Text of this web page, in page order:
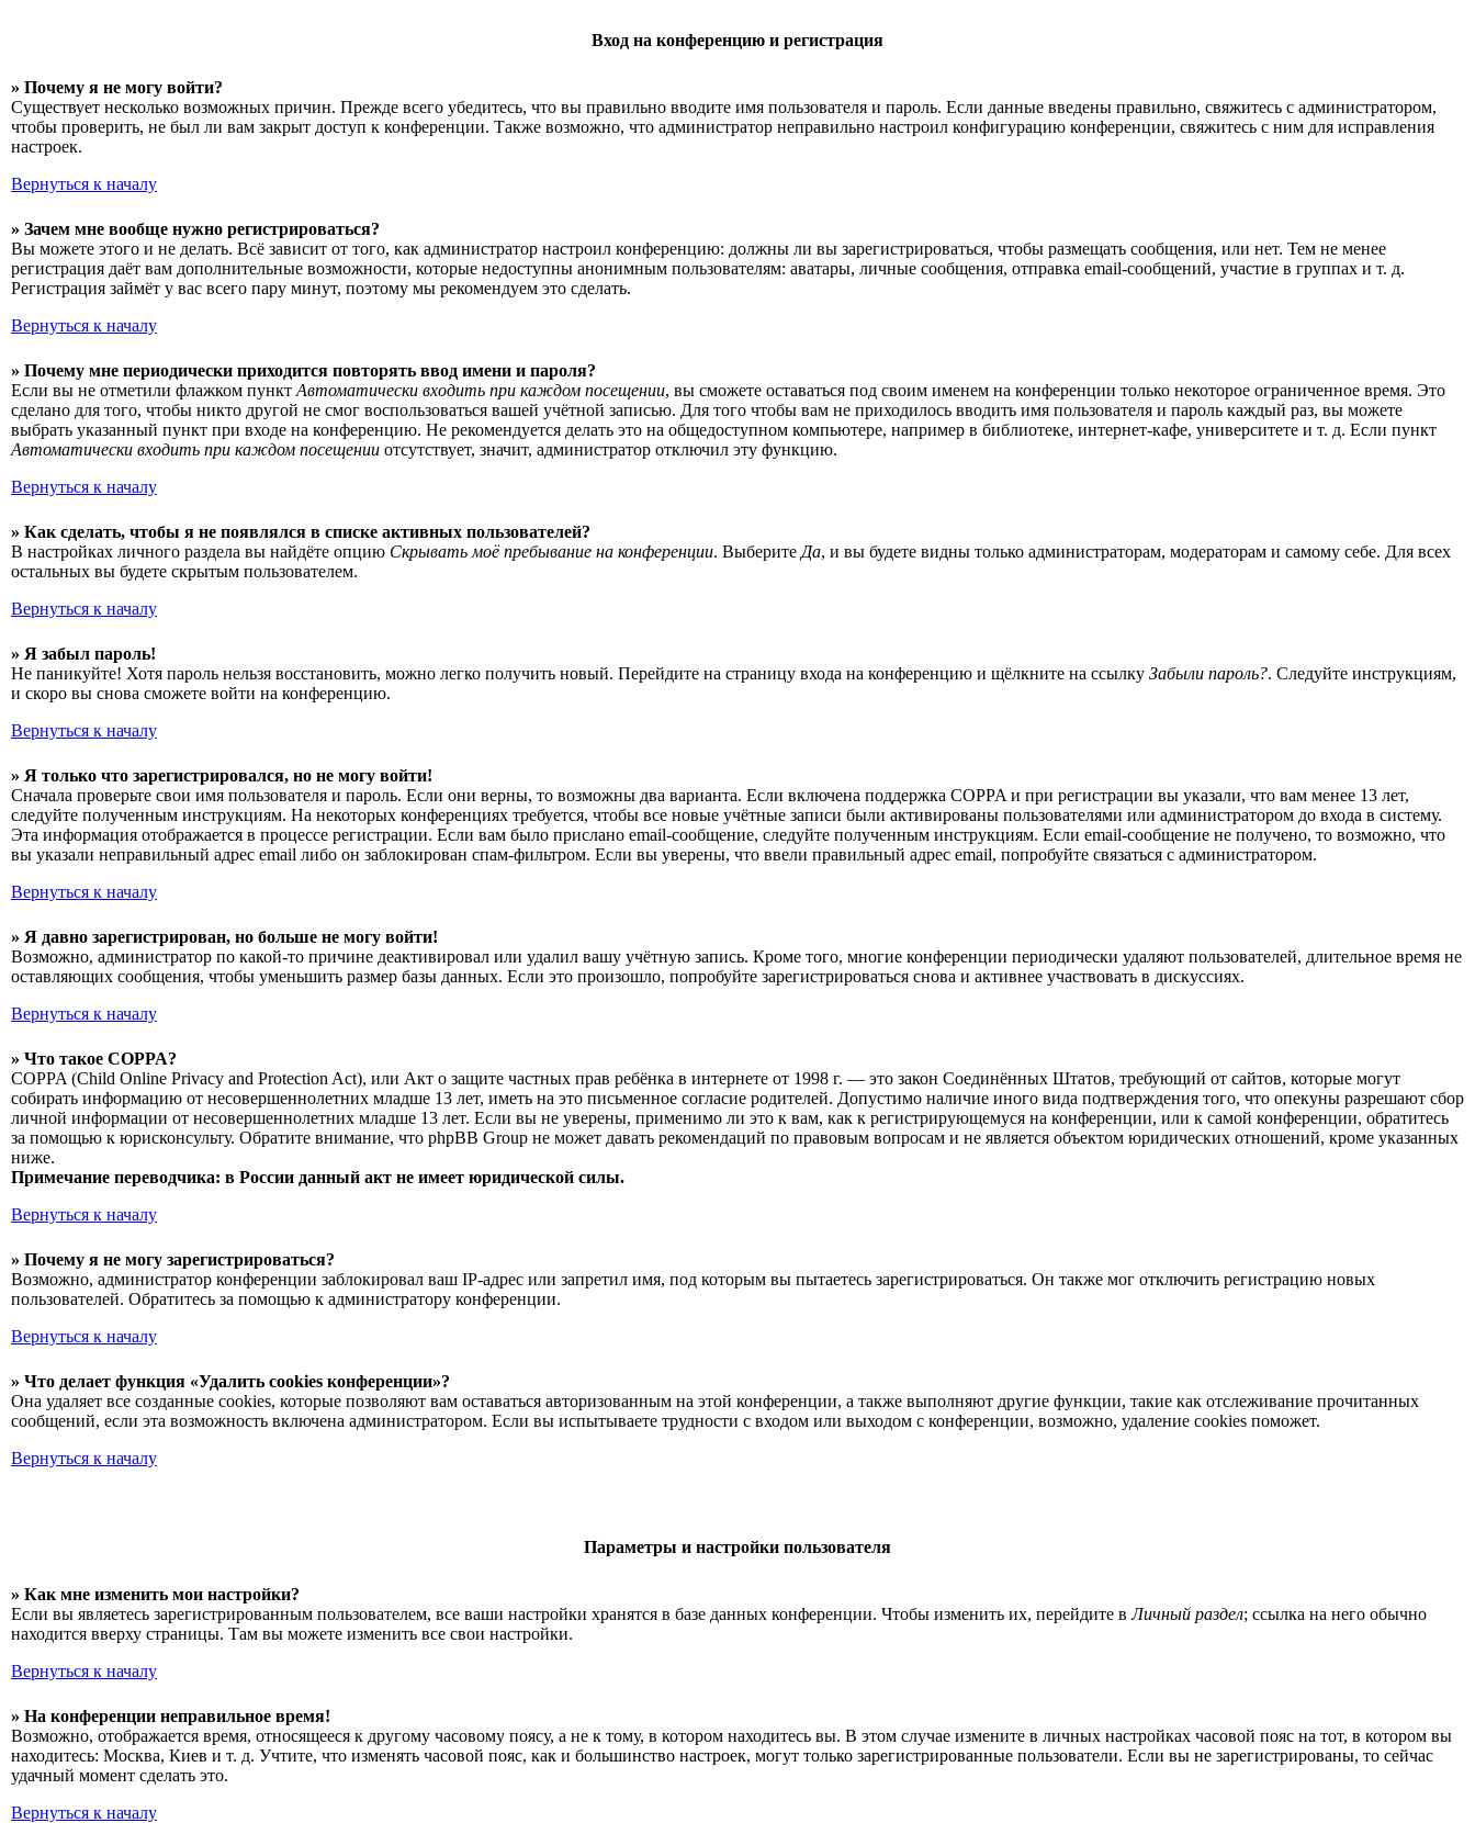
Вход на конференцию и регистрация
» Почему я не могу войти?
Существует несколько возможных причин. Прежде всего убедитесь, что вы правильно вводите имя пользователя и пароль. Если данные введены правильно, свяжитесь с администратором,
чтобы проверить, не был ли вам закрыт доступ к конференции. Также возможно, что администратор неправильно настроил конфигурацию конференции, свяжитесь с ним для исправления
настроек.
Вернуться к началу
» Зачем мне вообще нужно регистрироваться?
Вы можете этого и не делать. Всё зависит от того, как администратор настроил конференцию: должны ли вы зарегистрироваться, чтобы размещать сообщения, или нет. Тем не менее
регистрация даёт вам дополнительные возможности, которые недоступны анонимным пользователям: аватары, личные сообщения, отправка email-сообщений, участие в группах и т. д.
Регистрация займёт у вас всего пару минут, поэтому мы рекомендуем это сделать.
Вернуться к началу
» Почему мне периодически приходится повторять ввод имени и пароля?
Если вы не отметили флажком пункт Автоматически входить при каждом посещении, вы сможете оставаться под своим именем на конференции только некоторое ограниченное время. Это
сделано для того, чтобы никто другой не смог воспользоваться вашей учётной записью. Для того чтобы вам не приходилось вводить имя пользователя и пароль каждый раз, вы можете
выбрать указанный пункт при входе на конференцию. Не рекомендуется делать это на общедоступном компьютере, например в библиотеке, интернет-кафе, университете и т. д. Если пункт
Автоматически входить при каждом посещении отсутствует, значит, администратор отключил эту функцию.
Вернуться к началу
» Как сделать, чтобы я не появлялся в списке активных пользователей?
В настройках личного раздела вы найдёте опцию Скрывать моё пребывание на конференции. Выберите Да, и вы будете видны только администраторам, модераторам и самому себе. Для всех
остальных вы будете скрытым пользователем.
Вернуться к началу
» Я забыл пароль!
Не паникуйте! Хотя пароль нельзя восстановить, можно легко получить новый. Перейдите на страницу входа на конференцию и щёлкните на ссылку Забыли пароль?. Следуйте инструкциям,
и скоро вы снова сможете войти на конференцию.
Вернуться к началу
» Я только что зарегистрировался, но не могу войти!
Сначала проверьте свои имя пользователя и пароль. Если они верны, то возможны два варианта. Если включена поддержка COPPA и при регистрации вы указали, что вам менее 13 лет,
следуйте полученным инструкциям. На некоторых конференциях требуется, чтобы все новые учётные записи были активированы пользователями или администратором до входа в систему.
Эта информация отображается в процессе регистрации. Если вам было прислано email-сообщение, следуйте полученным инструкциям. Если email-сообщение не получено, то возможно, что
вы указали неправильный адрес email либо он заблокирован спам-фильтром. Если вы уверены, что ввели правильный адрес email, попробуйте связаться с администратором.
Вернуться к началу
» Я давно зарегистрирован, но больше не могу войти!
Возможно, администратор по какой-то причине деактивировал или удалил вашу учётную запись. Кроме того, многие конференции периодически удаляют пользователей, длительное время не
оставляющих сообщения, чтобы уменьшить размер базы данных. Если это произошло, попробуйте зарегистрироваться снова и активнее участвовать в дискуссиях.
Вернуться к началу
» Что такое COPPA?
COPPA (Child Online Privacy and Protection Act), или Акт о защите частных прав ребёнка в интернете от 1998 г. — это закон Соединённых Штатов, требующий от сайтов, которые могут
собирать информацию от несовершеннолетних младше 13 лет, иметь на это письменное согласие родителей. Допустимо наличие иного вида подтверждения того, что опекуны разрешают сбор
личной информации от несовершеннолетних младше 13 лет. Если вы не уверены, применимо ли это к вам, как к регистрирующемуся на конференции, или к самой конференции, обратитесь
за помощью к юрисконсульту. Обратите внимание, что phpBB Group не может давать рекомендаций по правовым вопросам и не является объектом юридических отношений, кроме указанных
ниже.
Примечание переводчика: в России данный акт не имеет юридической силы.
Вернуться к началу
» Почему я не могу зарегистрироваться?
Возможно, администратор конференции заблокировал ваш IP-адрес или запретил имя, под которым вы пытаетесь зарегистрироваться. Он также мог отключить регистрацию новых
пользователей. Обратитесь за помощью к администратору конференции.
Вернуться к началу
» Что делает функция «Удалить cookies конференции»?
Она удаляет все созданные cookies, которые позволяют вам оставаться авторизованным на этой конференции, а также выполняют другие функции, такие как отслеживание прочитанных
сообщений, если эта возможность включена администратором. Если вы испытываете трудности с входом или выходом с конференции, возможно, удаление cookies поможет.
Вернуться к началу
Параметры и настройки пользователя
» Как мне изменить мои настройки?
Если вы являетесь зарегистрированным пользователем, все ваши настройки хранятся в базе данных конференции. Чтобы изменить их, перейдите вЛичный раздел; ссылка на него обычно
находится вверху страницы. Там вы можете изменить все свои настройки.
Вернуться к началу
» На конференции неправильное время!
Возможно, отображается время, относящееся к другому часовому поясу, а не к тому, в котором находитесь вы. В этом случае измените в личных настройках часовой пояс на тот, в котором вы
находитесь: Москва, Киев и т. д. Учтите, что изменять часовой пояс, как и большинство настроек, могут только зарегистрированные пользователи. Если вы не зарегистрированы, то сейчас
удачный момент сделать это.
Вернуться к началу